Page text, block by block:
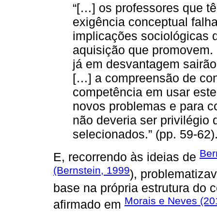
“[…] os professores que
exigência conceptual
implicações sociológicas
aquisição que
já em desvantagem
[…] a compreensão de
competência em usar
novos problemas e para
não deveria ser privilégio
selecionados.” (pp. 59-
E, recorrendo às ideias de
(Bernstein, 1999),
base na própria estrutura do
afirmado em Morais e Neves